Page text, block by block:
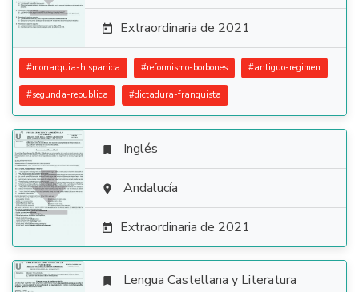
 Extraordinaria de 2021
#monarquia-hispanica #reformismo-borbones #antiguo-regimen
#segunda-republica #dictadura-franquista

 Inglés
 Andalucía
 Extraordinaria de 2021
 Lengua Castellana y Literatura